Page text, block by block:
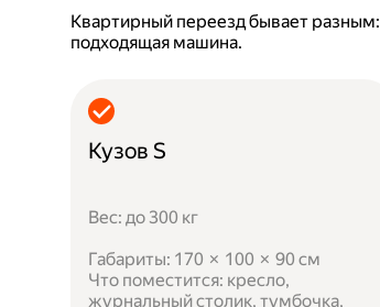
Квартирный переезд бывает
подходящая машина.
Кузов S
Вес: до 300 кг
Габариты: 170 × 100 × 90 см
Что поместится: кресло,
журнальный столик, тумбочка,